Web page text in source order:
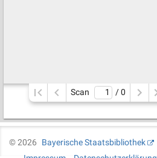
Scan / 0
©2026
Bayerische Staatsbibliothek